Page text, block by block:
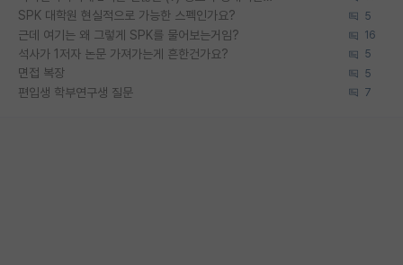
SPK 대학원 현실적으로 가능한 스펙인가요? 5
근데 여기는 왜 그렇게 SPK를 물어보는거임? 16
석사가 1저자 논문 가져가는게 흔한건가요? 5
면접 복장 5
편입생 학부연구생 질문 7